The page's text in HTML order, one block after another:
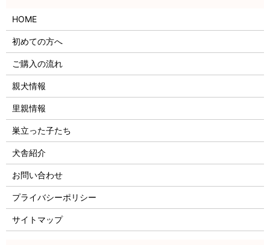
HOME
初めての方へ
ご購入の流れ
親犬情報
里親情報
巣立った子たち
犬舎紹介
お問い合わせ
プライバシーポリシー
サイトマップ